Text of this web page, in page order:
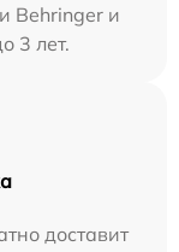
Behringer и
3 лет.
доставит